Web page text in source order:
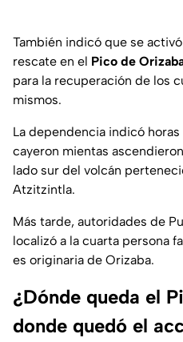
También indicó que se
rescate en el Pico de
para la recuperación de los
mismos.
La dependencia indicó
cayeron mientas
lado sur del volcán
Atzitzintla.
Más tarde, autoridades de
localizó a la cuarta persona
es originaria de Orizaba.
¿Dónde queda el
donde quedó el